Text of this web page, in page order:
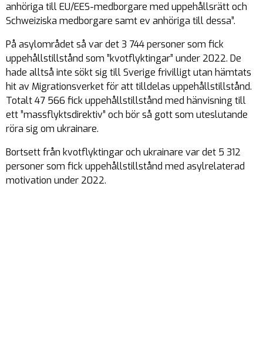
anhöriga till EU/EES-medborgare med uppehållsrätt och
Schweiziska medborgare samt ev anhöriga till dessa”.
På asylområdet så var det 3 744 personer som fick
uppehållstillstånd som ”kvotflyktingar” under 2022. De
hade alltså inte sökt sig till Sverige frivilligt utan hämtats
hit av Migrationsverket för att tilldelas uppehållstillstånd.
Totalt 47 566 fick uppehållstillstånd med hänvisning till
ett ”massflyktsdirektiv” och bör så gott som uteslutande
röra sig om ukrainare.
Bortsett från kvotflyktingar och ukrainare var det 5 312
personer som fick uppehållstillstånd med asylrelaterad
motivation under 2022.